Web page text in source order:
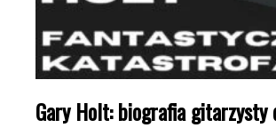
Gary Holt: biografia gitarzysty